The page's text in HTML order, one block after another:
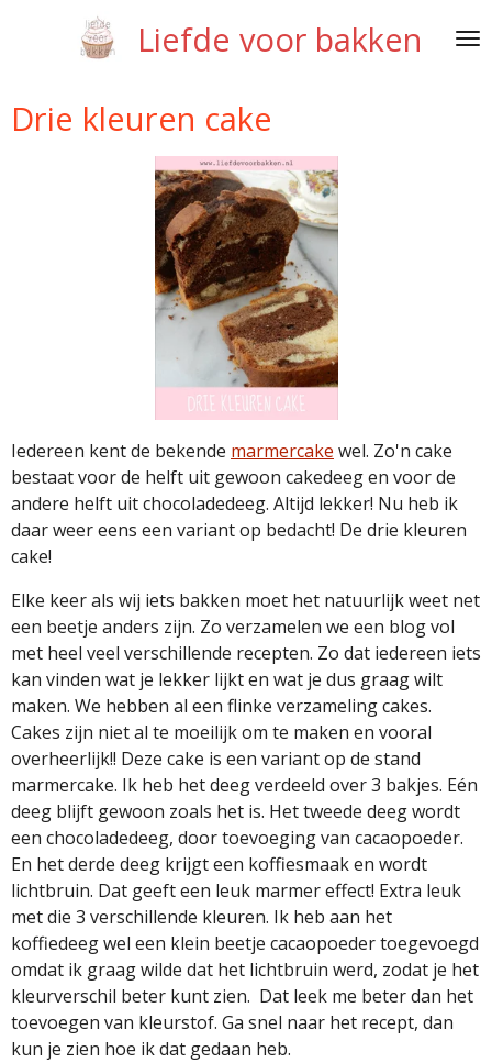
hoofdinhoud
Liefde voor bakken
Drie kleuren cake
Iedereen kent de bekende marmercake wel. Zo'n cake
bestaat voor de helft uit gewoon cakedeeg en voor de
andere helft uit chocoladedeeg. Altijd lekker! Nu heb ik
daar weer eens een variant op bedacht! De drie kleuren
cake!
Elke keer als wij iets bakken moet het natuurlijk weet net
een beetje anders zijn. Zo verzamelen we een blog vol
met heel veel verschillende recepten. Zo dat iedereen iets
kan vinden wat je lekker lijkt en wat je dus graag wilt
maken. We hebben al een flinke verzameling cakes.
Cakes zijn niet al te moeilijk om te maken en vooral
overheerlijk!! Deze cake is een variant op de stand
marmercake. Ik heb het deeg verdeeld over 3 bakjes. Eén
deeg blijft gewoon zoals het is. Het tweede deeg wordt
een chocoladedeeg, door toevoeging van cacaopoeder.
En het derde deeg krijgt een koffiesmaak en wordt
lichtbruin. Dat geeft een leuk marmer effect! Extra leuk
met die 3 verschillende kleuren. Ik heb aan het
koffiedeeg wel een klein beetje cacaopoeder toegevoegd
omdat ik graag wilde dat het lichtbruin werd, zodat je het
kleurverschil beter kunt zien. Dat leek me beter dan het
toevoegen van kleurstof. Ga snel naar het recept, dan
kun je zien hoe ik dat gedaan heb.